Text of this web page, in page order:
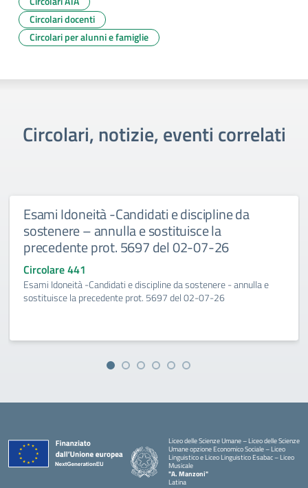
Circolari docenti
Circolari per alunni e famiglie
Circolari, notizie, eventi correlati
Esami Idoneità -Candidati e discipline da
sostenere – annulla e sostituisce la
precedente prot. 5697 del 02-07-26
Circolare 441
Esami Idoneità -Candidati e discipline da sostenere - annulla e
sostituisce la precedente prot. 5697 del 02-07-26
Liceo delle Scienze Umane – Liceo delle Scienze
Umane opzione Economico Sociale – Liceo
Linguistico e Liceo Linguistico Esabac – Liceo
Musicale
"A. Manzoni"
Latina